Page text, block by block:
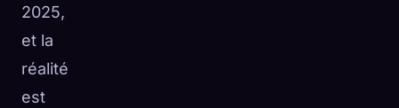
2025,
et la
réalité
est